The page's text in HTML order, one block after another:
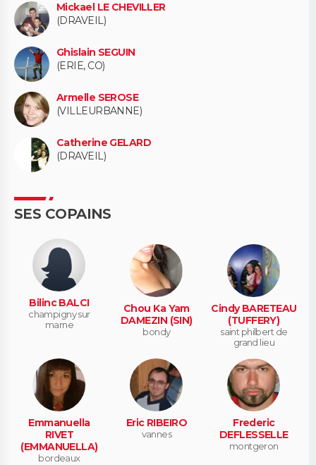
Mickael LE CHEVILLER
(DRAVEIL)
Ghislain SEGUIN
(ERIE, CO)
Armelle SEROSE
(VILLEURBANNE)
Catherine GELARD
(DRAVEIL)
SES COPAINS
Bilinc BALCI
champigny sur
marne
Chou Ka Yam
DAMEZIN (SIN)
bondy
Cindy BARETEAU
(TUFFERY)
saint philbert de
grand lieu
Emmanuella
RIVET
(EMMANUELLA)
bordeaux
Eric RIBEIRO
vannes
Frederic
DEFLESSELLE
montgeron